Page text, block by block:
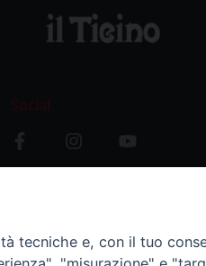
Social
tecniche e, con il tuo